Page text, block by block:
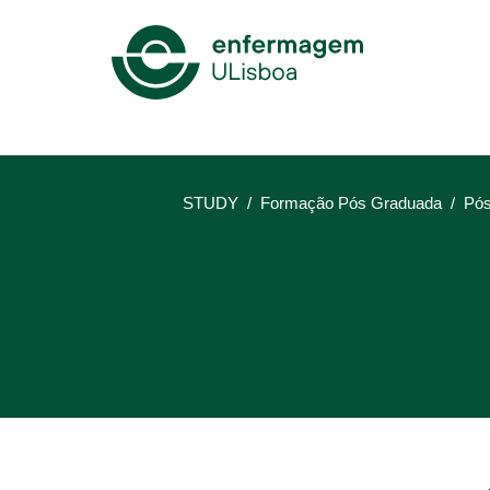
Mega
Menu
STUDY Formação Pós Graduada